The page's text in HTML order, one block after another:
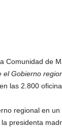
Comunidad de
el Gobierno
las 2.800
regional en un
presidenta